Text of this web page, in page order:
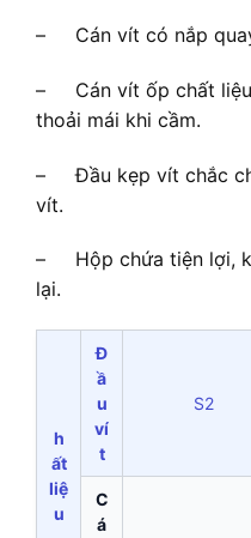
– Cán vít có nắp
– Cán vít ốp chất liệu
thoải mái khi cầm.
– Đầu kẹp vít chắc
vít.
– Hộp chứa tiện lợi,
lại.
h
ất
liệ
u
Đ
ầ
u
ví
t
S2
C
á